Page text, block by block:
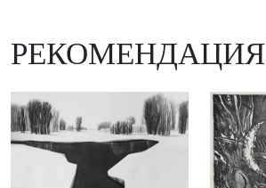
РЕКОМЕНДАЦИЯ